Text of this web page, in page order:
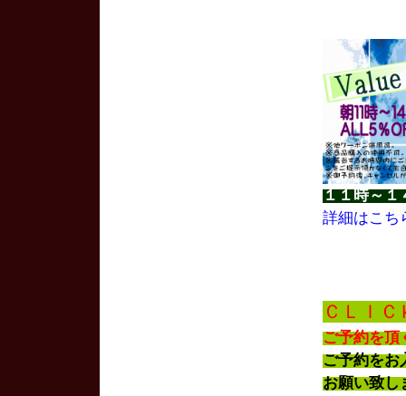
１１時～１
詳細はこち
ＣＬＩＣ
ご予約を頂
ご予約を
お願い致し